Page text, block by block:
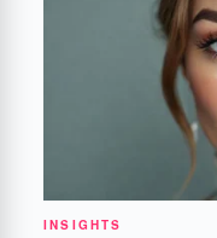
INSIGHTS